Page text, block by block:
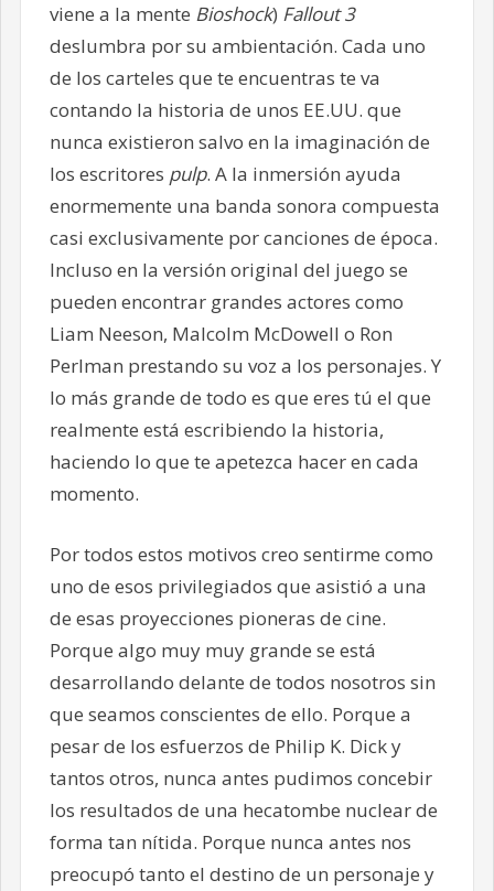
viene a la mente Bioshock) Fallout 3
deslumbra por su ambientación. Cada uno
de los carteles que te encuentras te va
contando la historia de unos EE.UU. que
nunca existieron salvo en la imaginación de
los escritores pulp. A la inmersión ayuda
enormemente una banda sonora compuesta
casi exclusivamente por canciones de época.
Incluso en la versión original del juego se
pueden encontrar grandes actores como
Liam Neeson, Malcolm McDowell o Ron
Perlman prestando su voz a los personajes. Y
lo más grande de todo es que eres tú el que
realmente está escribiendo la historia,
haciendo lo que te apetezca hacer en cada
momento.
Por todos estos motivos creo sentirme como
uno de esos privilegiados que asistió a una
de esas proyecciones pioneras de cine.
Porque algo muy muy grande se está
desarrollando delante de todos nosotros sin
que seamos conscientes de ello. Porque a
pesar de los esfuerzos de Philip K. Dick y
tantos otros, nunca antes pudimos concebir
los resultados de una hecatombe nuclear de
forma tan nítida. Porque nunca antes nos
preocupó tanto el destino de un personaje y